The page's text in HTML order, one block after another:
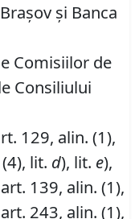
și Banca
Comisiilor de
Consiliului
129, alin. (1),
lit. d), lit. e),
139, alin. (1),
243, alin. (1),